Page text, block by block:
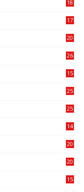
18
17
20
26
15
25
25
14
20
20
15